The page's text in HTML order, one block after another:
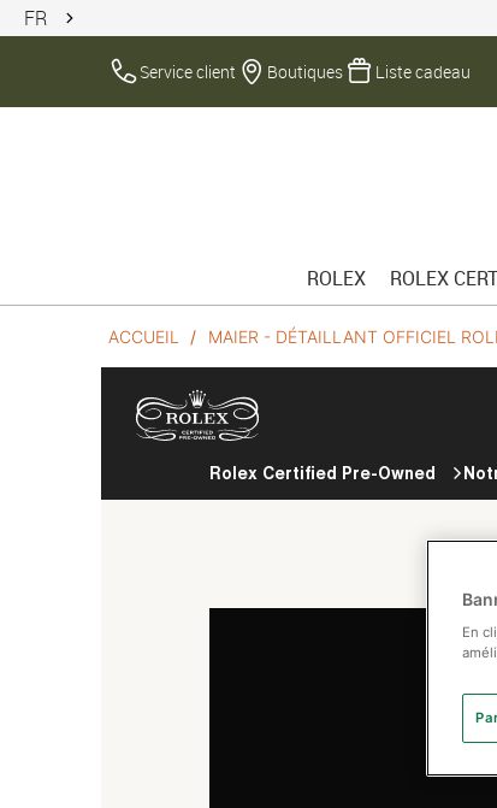
FR
Service client Boutiques Liste cadeau
ROLEX ROLEX
ACCUEIL MAIER - DÉTAILLANT OFFICIEL
Rolex Certified Pre-Owned
En